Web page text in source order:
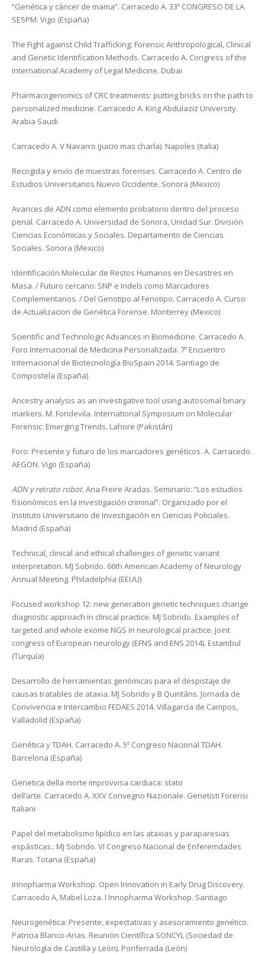
“Genética y cáncer de mama”. Carracedo A. 33º CONGRESO DE LA
SESPM. Vigo (España)
The Fight against Child Trafficking: Forensic Anthropological, Clinical
and Genetic Identification Methods. Carracedo A. Congress of the
International Academy of Legal Medicine. Dubai
Pharmacogenomics of CRC treatments: putting bricks on the path to
personalized medicine. Carracedo A. King Abdulaziz University.
Arabia Saudi
Carracedo A. V Navarro (juicio mas charla). Napoles (Italia)
Recogida y envío de muestras forenses. Carracedo A. Centro de
Estudios Universitarios Nuevo Occidente. Sonora (Mexico)
Avances de ADN como elemento probatorio dentro del proceso
penal. Carracedo A. Universidad de Sonora, Unidad Sur. División
Ciencias Económicas y Sociales. Departamento de Ciencias
Sociales. Sonora (Mexico)
Identificación Molecular de Restos Humanos en Desastres en
Masa. / Futuro cercano: SNP e Indels como Marcadores
Complementarios. / Del Genotipo al Fenotipo. Carracedo A. Curso
de Actualizacion de Genética Forense. Monterrey (Mexico)
Scientific and Technologic Advances in Biomedicine. Carracedo A.
Foro Internacional de Medicina Personalizada. 7º Encuentro
Internacional de Biotecnología BioSpain 2014. Santiago de
Compostela (España)
Ancestry analysis as an investigative tool using autosomal binary
markers. M. Fondevila. International Symposium on Molecular
Forensic: Emerging Trends. Lahore (Pakistán)
Foro: Presente y futuro de los marcadores genéticos. A. Carracedo.
AEGON. Vigo (España)
ADN y retrato robot.Ana Freire Aradas. Seminario: “Los estudios
fisionómicos en la investigación criminal”. Organizado por el
Instituto Universitario de Investigación en Ciencias Policiales.
Madrid (España)
Technical, clinical and ethical challenges of genetic variant
interpretation. MJ Sobrido. 66th American Academy of Neurology
Annual Meeting. Philadelphia (EEUU)
Focused workshop 12: new generation genetic techniques change
diagnostic approach in clinical practice. MJ Sobrido. Examples of
targeted and whole exome NGS in neurological practice. Joint
congress of European neurology (EFNS and ENS 2014). Estambul
(Turquía)
Desarrollo de herramientas genómicas para el despistaje de
causas tratables de ataxia. MJ Sobrido y B Quintáns. Jornada de
Convivencia e Intercambio FEDAES 2014. Villagarcía de Campos,
Valladolid (España)
Genética y TDAH. Carracedo A. 5º Congreso Nacional TDAH.
Barcelona (España)
Genetica della morte improvvisa cardiaca: stato
dell’arte. Carracedo A. XXV Convegno Nazionale. Genetisti Forensi
Italiani
Papel del metabolismo lipídico en las ataxias y paraparesias
espásticas.. MJ Sobrido. VI Congreso Nacional de Enferemdades
Raras. Totana (España)
Innopharma Workshop. Open Innovation in Early Drug Discovery.
Carracedo A, Mabel Loza. I Innopharma Workshop. Santiago
Neurogenética: Presente, expectativas y asesoramiento genético.
Patricia Blanco-Arias. Reunión Científica SONCYL (Sociedad de
Neurología de Castilla y León). Ponferrada (León)